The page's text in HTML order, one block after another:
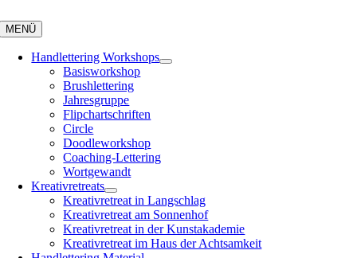
Inhalt
springen
MENÜ
Handlettering Workshops
Basisworkshop
Brushlettering
Jahresgruppe
Flipchartschriften
Circle
Doodleworkshop
Coaching-Lettering
Wortgewandt
Kreativretreats
Kreativretreat in Langschlag
Kreativretreat am Sonnenhof
Kreativretreat in der Kunstakademie
Kreativretreat im Haus der Achtsamkeit